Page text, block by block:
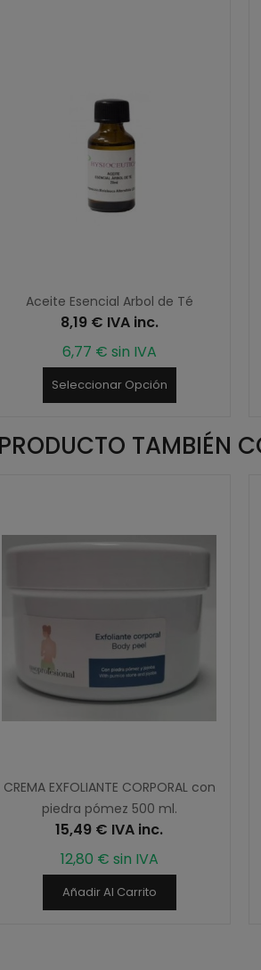
Aceite Esencial Arbol de Té
8,19 € IVA inc.
6,77 € sin IVA
Seleccionar Opción
TAMBIÉN
CREMA EXFOLIANTE CORPORAL con
piedra pómez 500 ml.
15,49 € IVA inc.
12,80 € sin IVA
Añadir Al Carrito